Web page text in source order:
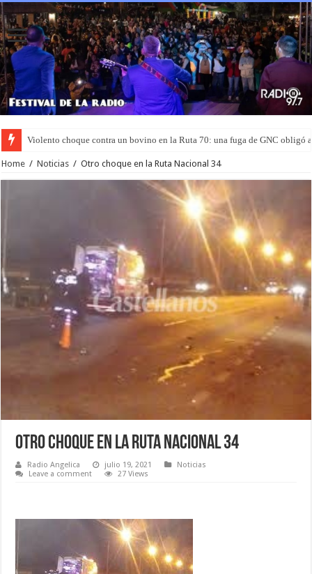
Violento choque contra un bovino en la Ruta 70: una fuga de GNC obligó
Home / Noticias / Otro choque en la Ruta Nacional 34
Otro choque en la Ruta Nacional 34
Radio Angelica julio 19, 2021
Noticias
Leave a comment
27 Views